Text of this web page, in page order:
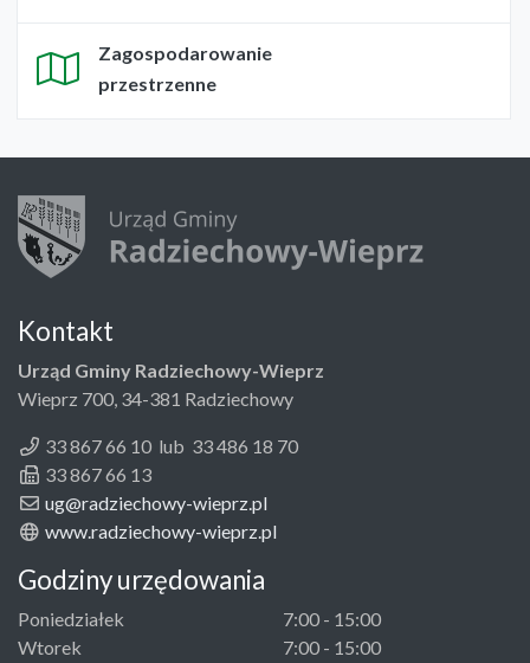
Zagospodarowanie
przestrzenne
Kontakt
Urząd Gminy Radziechowy-Wieprz
Wieprz 700, 34-381 Radziechowy
33 867 66 10 lub 33 486 18 70
33 867 66 13
ug@radziechowy-wieprz.pl
www.radziechowy-wieprz.pl
Godziny urzędowania
Poniedziałek
7:00 - 15:00
Wtorek
7:00 - 15:00